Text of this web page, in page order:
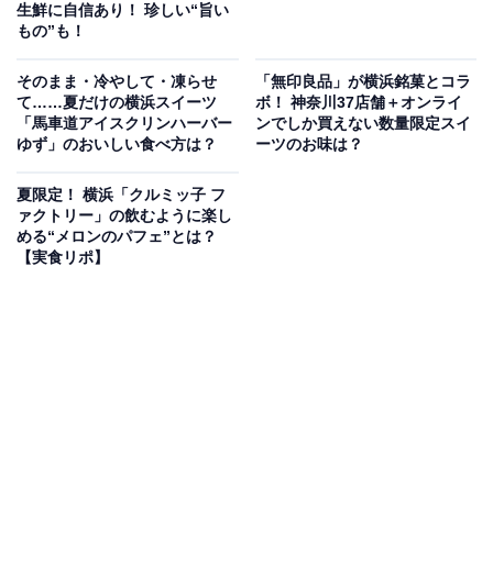
海を見ながら楽しめる足湯が大人気
のハーバー」、ハマトラ三大ブランドの1つ「キタム
ラ」のバッグや小物類、「赤い靴」など横浜らしさを表
現したエクスポートのオリジナルグッズなど、山下公園
生鮮に自信あり！ 珍しい“旨い
もの”も！
そのまま・冷やして・凍らせ
て……夏だけの横浜スイーツ
「馬車道アイスクリンハーバー
ゆず」のおいしい食べ方は？
「無印良品」が横浜銘菓とコラ
ボ！ 神奈川37店舗＋オンライ
ンでしか買えない数量限定スイ
ーツのお味は？
夏限定！ 横浜「クルミッ子 フ
ァクトリー」の飲むように楽し
める“メロンのパフェ”とは？
【実食リポ】